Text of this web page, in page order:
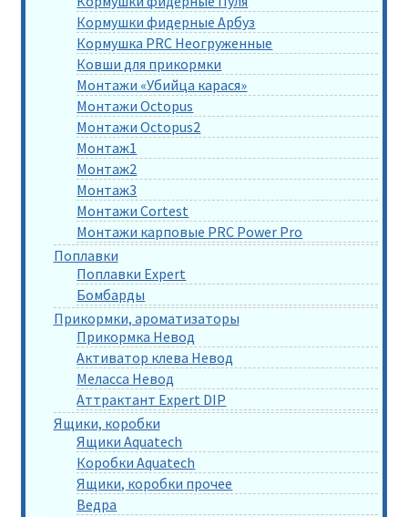
Кормушки фидерные Арбуз
Кормушка PRC Неогруженные
Ковши для прикормки
Монтажи «Убийца карася»
Монтажи Octopus
Монтажи Octopus2
Монтаж1
Монтаж2
Монтаж3
Монтажи Cortest
Монтажи карповые PRC Power Pro
Поплавки
Поплавки Expert
Бомбарды
Прикормки, ароматизаторы
Прикормка Невод
Активатор клева Невод
Меласса Невод
Аттрактант Expert DIP
Ящики, коробки
Ящики Aquatech
Коробки Aquatech
Ящики, коробки прочее
Ведра